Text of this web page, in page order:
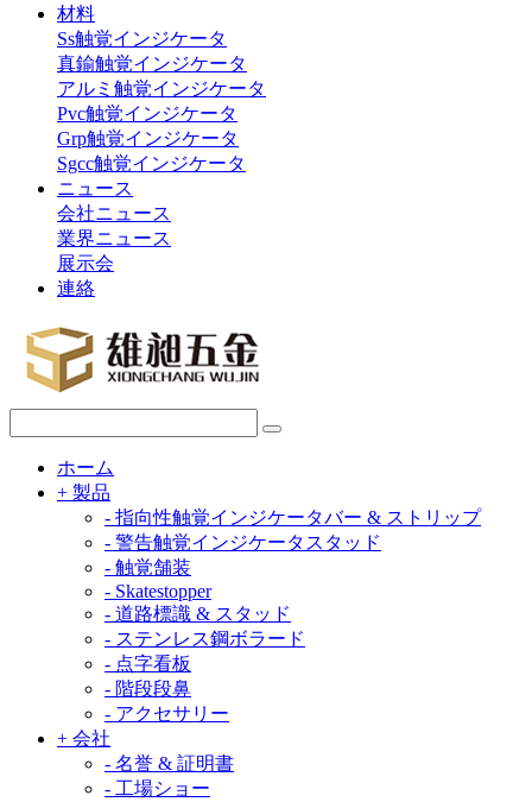
材料
Ss触覚インジケータ
真鍮触覚インジケータ
アルミ触覚インジケータ
Pvc触覚インジケータ
Grp触覚インジケータ
Sgcc触覚インジケータ
ニュース
会社ニュース
業界ニュース
展示会
連絡
ホーム
+ 製品
- 指向性触覚インジケータバー & ストリップ
- 警告触覚インジケータスタッド
- 触覚舗装
- Skatestopper
- 道路標識 & スタッド
- ステンレス鋼ボラード
- 点字看板
- 階段段鼻
- アクセサリー
+ 会社
- 名誉 & 証明書
- 工場ショー